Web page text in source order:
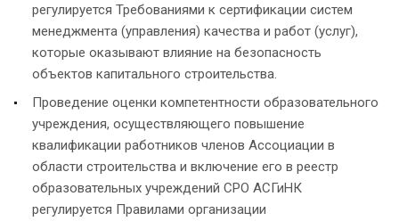
регулируется Требованиями к сертификации систем
менеджмента (управления) качества и работ (услуг),
которые оказывают влияние на безопасность
объектов капитального строительства.
Проведение оценки компетентности образовательного
учреждения, осуществляющего повышение
квалификации работников членов Ассоциации в
области строительства и включение его в реестр
образовательных учреждений СРО АСГиНК
регулируется Правилами организации